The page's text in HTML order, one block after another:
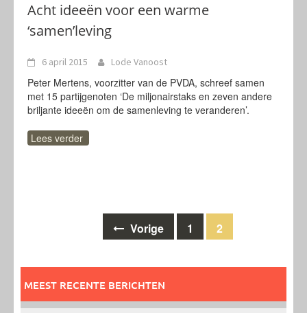
Acht ideeën voor een warme
‘samen’leving
6 april 2015 Lode Vanoost
Peter Mertens, voorzitter van de PVDA, schreef samen
met 15 partijgenoten ‘De miljonairstaks en zeven andere
briljante ideeën om de samenleving te veranderen’.
Lees verder
Berichten Vorige 1 2
MEEST RECENTE BERICHTEN